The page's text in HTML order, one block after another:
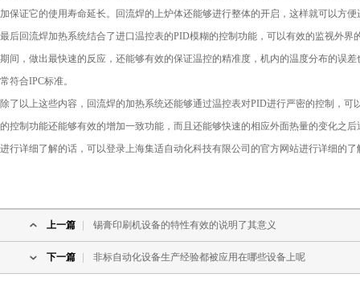
加保证它的使用寿命延长。回流焊的上炉体还能够进行整体的开启，这样就可以方
最后回流焊加热系统结合了进口温控表的PID模糊的控制功能，可以有效的监视外
期间，做出最快速的反应，还能够有效的保证温控的精准度，机内的温度分布的误
常符合IPC标准。
除了以上这些内容，回流焊的加热系统还能够通过温控表对PID进行严密的控制，
的控制功能还能够有效的增加一致功能，而且还能够快速的相应外面热量的变化之
进行详细了解的话，可以登录上海集适自动化科技有限公司的官方网站进行详细的了
上一篇 锡膏印刷机设备的特性有效的说明了其意义
下一篇 非标自动化设备生产经验都被应用在哪些设备上呢